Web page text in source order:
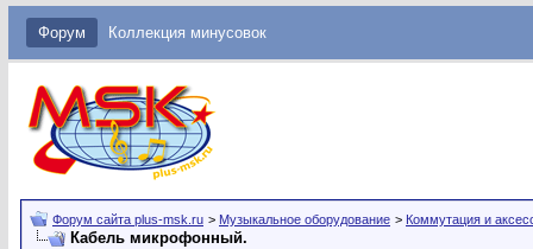
Форум Коллекция минусовок
Форум сайта plus-msk.ru > Музыкальное оборудование > Коммутация и
Кабель микрофонный.